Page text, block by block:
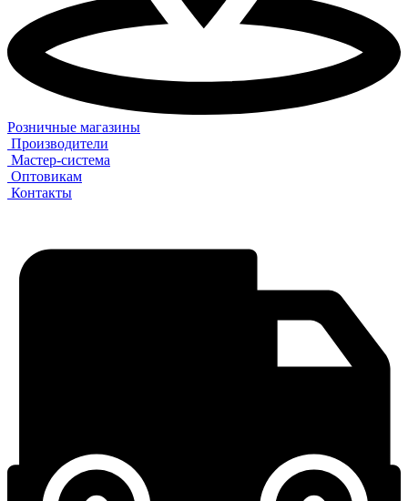
Розничные магазины
Производители
Мастер-система
Оптовикам
Контакты